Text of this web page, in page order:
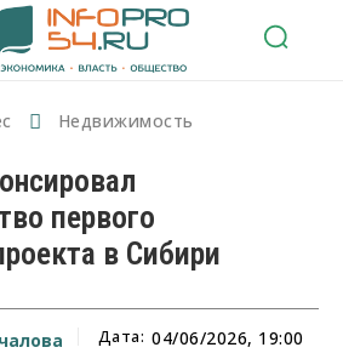
Недвижимость
первого
в Сибири
Дата: 04/06/2026, 19:00